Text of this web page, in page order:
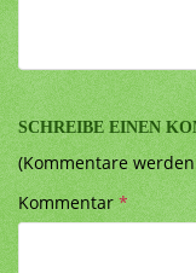
SCHREIBE EINEN
(Kommentare
Kommentar*